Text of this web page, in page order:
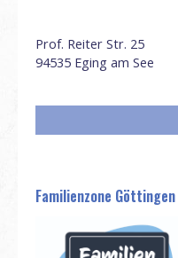
Prof. Reiter Str. 25
94535 Eging am See
Familienzone Göttingen